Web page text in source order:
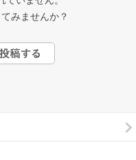
みませんか？